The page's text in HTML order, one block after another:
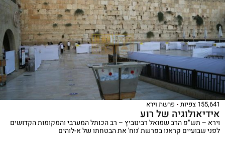
155,641 צפיות פרשת וירא
אידיאולוגיה של רוע
וירא – תש"פ הרב שמואל רבינוביץ – רב הכותל המערבי והמקומות הקדושים
לפני שבועיים קראנו בפרשת 'נוח' את הבטחתו של א-לוהים